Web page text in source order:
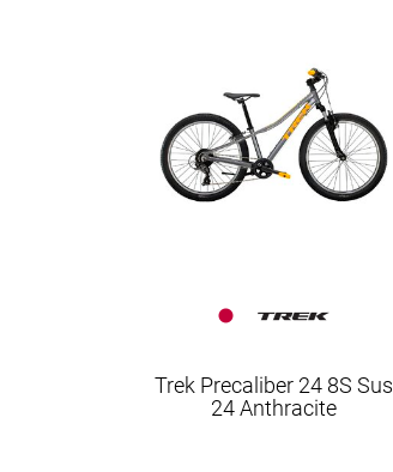
Trek Precaliber 24 8S Sus
24 Anthracite